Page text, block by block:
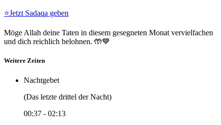
⭐Jetzt Sadaqa geben
Möge Allah deine Taten in diesem gesegneten Monat vervielfachen
und dich reichlich belohnen. 🤲💙
Weitere Zeiten
Nachtgebet
(Das letzte drittel der Nacht)
00:37 - 02:13